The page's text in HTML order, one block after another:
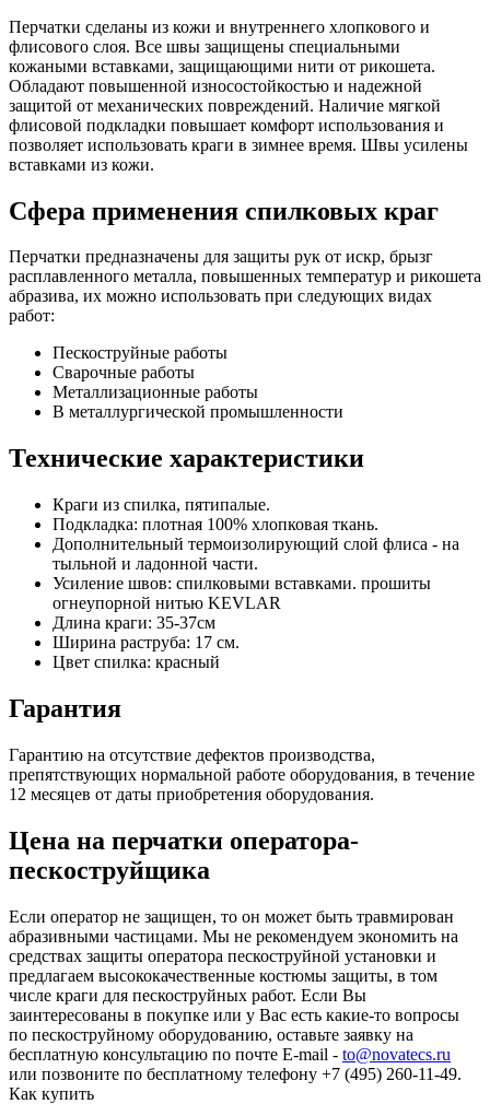
Перчатки сделаны из кожи и внутреннего хлопкового и
флисового слоя. Все швы защищены специальными
кожаными вставками, защищающими нити от рикошета.
Обладают повышенной износостойкостью и надежной
защитой от механических повреждений. Наличие мягкой
флисовой подкладки повышает комфорт использования и
позволяет использовать краги в зимнее время. Швы усилены
вставками из кожи.
Сфера применения спилковых краг
Перчатки предназначены для защиты рук от искр, брызг
расплавленного металла, повышенных температур и рикошета
абразива, их можно использовать при следующих видах
работ:
Пескоструйные работы
Сварочные работы
Металлизационные работы
В металлургической промышленности
Технические характеристики
Краги из спилка, пятипалые.
Подкладка: плотная 100% хлопковая ткань.
Дополнительный термоизолирующий слой флиса - на
тыльной и ладонной части.
Усиление швов: спилковыми вставками. прошиты
огнеупорной нитью KEVLAR
Длина краги: 35-37см
Ширина раструба: 17 см.
Цвет спилка: красный
Гарантия
Гарантию на отсутствие дефектов производства,
препятствующих нормальной работе оборудования, в течение
12 месяцев от даты приобретения оборудования.
Цена на перчатки оператора-
пескоструйщика
Если оператор не защищен, то он может быть травмирован
абразивными частицами. Мы не рекомендуем экономить на
средствах защиты оператора пескоструйной установки и
предлагаем высококачественные костюмы защиты, в том
числе краги для пескоструйных работ. Если Вы
заинтересованы в покупке или у Вас есть какие-то вопросы
по пескоструйному оборудованию, оставьте заявку на
бесплатную консультацию по почте E-mail - to@novatecs.ru
или позвоните по бесплатному телефону +7 (495) 260-11-49.
Как купить